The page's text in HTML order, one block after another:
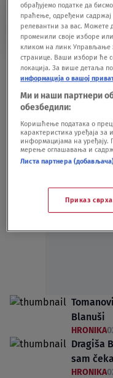
DRAGIŠA
Marko
advokatu
HRONIKA
radio po
HRONIKA
Blanuši
HRONIKA
Dragiša
sam
HRONIKA
обрађујемо податке да
праћење, одређени садржај
релевантни за вас. Можете
променили своје изборе
кликом на линк Управљање
странице. Ваши избори ће
локација. За више детаља
информација о вашој
Ми и наши партнери
обезбедили:
Коришћење података о
карактеристика уређаја
информацијама на уређају.
мерење оглашавања и
Листа партнера
Приказ сврха